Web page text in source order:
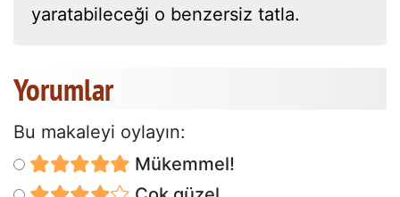
yaratabileceği o benzersiz tatla.
Yorumlar
Bu makaleyi oylayın:
Mükemmel!